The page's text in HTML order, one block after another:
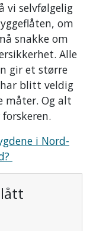
vi selvfølgelig
om
snakke om
Alle
gir et større
blitt veldig
måter. Og alt
i Nord-